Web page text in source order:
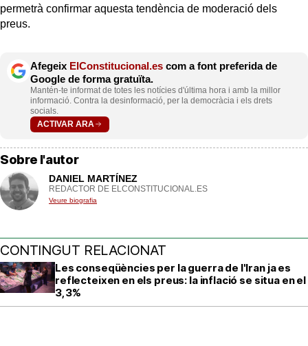
permetrà confirmar aquesta tendència de moderació dels
preus.
Afegeix ElConstitucional.es com a font preferida de
Google de forma gratuïta.
Mantén-te informat de totes les notícies d'última hora i amb la millor
informació. Contra la desinformació, per la democràcia i els drets
socials.
ACTIVAR ARA
Sobre l'autor
DANIEL MARTÍNEZ
REDACTOR DE ELCONSTITUCIONAL.ES
Veure biografia
CONTINGUT RELACIONAT
Les conseqüències per la guerra de l'Iran ja es
reflecteixen en els preus: la inflació se situa en el
3,3%